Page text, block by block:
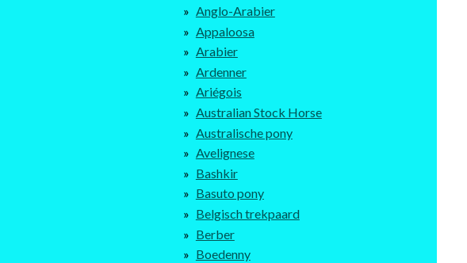
Anglo-Arabier
Appaloosa
Arabier
Ardenner
Ariégois
Australian Stock Horse
Australische pony
Avelignese
Bashkir
Basuto pony
Belgisch trekpaard
Berber
Boedenny